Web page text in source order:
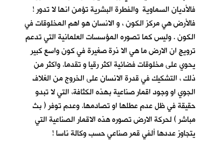
فالأديان السماوية والفطرة البشرية تؤمن انها لا تدور !
فالأرض هي مركز الكون ، و الانسان هو اهم المخلوقات في
الكون . وليس كما تصوره المؤسسات العلمانية التي تدعم
ترويج ان الارض ما هي الا ذرة صغيرة في كون واسع كبير
يحوي على مخلوقات فضائية اكثر رقيا و تقدما. واكثر من
ذلك ، التشكيك في قدرة الانسان على الخروج من الغلاف
الجوي او وجود اقمار صناعية بهذه الكثافة، التي لا تبدو
حقيقة في ظل عدم عطلها او تصادمها. وعدم توفر ( بث
مباشر ) لحركة الارض تصوره هذه الاقمار الصناعية التي
يتجاوز عددها ألفي قمر صناعي حسب وكالة ناسا !